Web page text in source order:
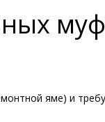
яме) и